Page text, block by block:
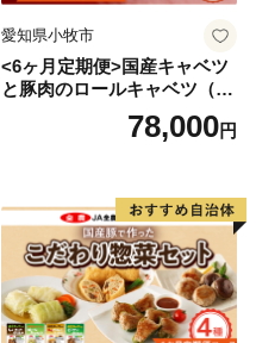
愛知県小牧市
<6ヶ月定期便>国産キャベツ
と豚肉のロールキャベツ（4P
78,000円